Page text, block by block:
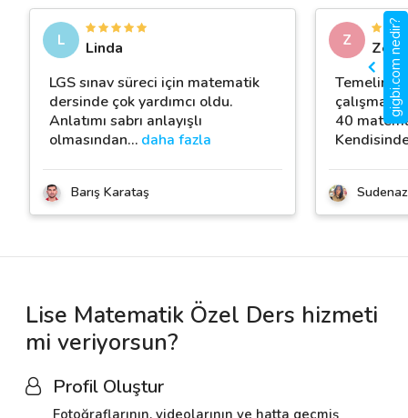
L
Linda
LGS sınav süreci için matematik
dersinde çok yardımcı oldu.
Anlatımı sabrı anlayışlı
olmasından… daha fazla
Barış Karataş
Z
Temelim
40
Lise Matematik Özel Ders hizmeti
mi veriyorsun?
Profil Oluştur
gigbi.com nedir?